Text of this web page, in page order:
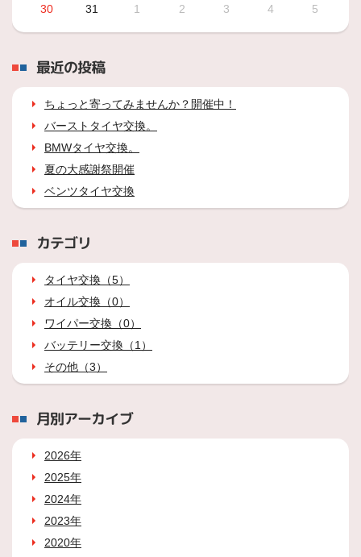
30
31 1 2 3 4 5
最近の投稿
ちょっと寄ってみませんか？開催中！
バーストタイヤ交換。
BMWタイヤ交換。
夏の大感謝祭開催
ベンツタイヤ交換
カテゴリ
タイヤ交換（5）
オイル交換（0）
ワイパー交換（0）
バッテリー交換（1）
その他（3）
月別アーカイブ
2026年
2025年
2024年
2023年
2020年